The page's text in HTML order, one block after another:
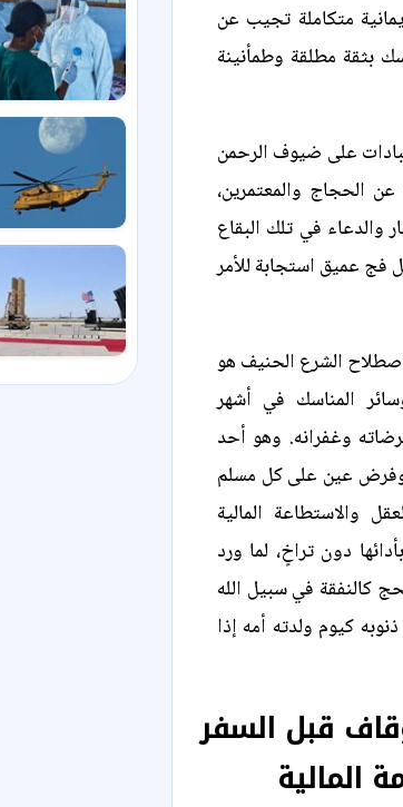
متكاملة تجيب عن
بثقة مطلقة وطمأنينة
على ضيوف الرحمن
الحجاج والمعتمرين،
والدعاء في تلك البقاع
فج عميق استجابة للأمر
الشرع الحنيف هو
المناسك في أشهر
وغفرانه. وهو أحد
وفرض عين على كل مسلم
والاستطاعة المالية
دون تراخٍ، لما ورد
كالنفقة في سبيل الله
كيوم ولدته أمه إذا
قبل السفر
المالية